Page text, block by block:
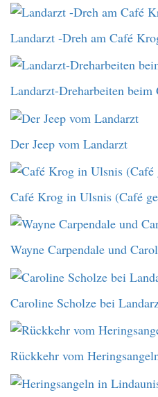
Landarzt -Dreh am Café
Landarzt-Dreharbeiten beim
Der Jeep vom Landarzt
Café Krog in Ulsnis (Café
Wayne Carpendale und
Caroline Scholze bei
Rückkehr vom